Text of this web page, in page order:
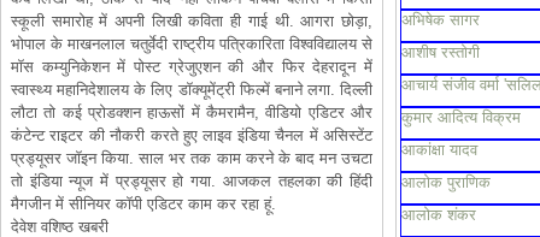
स्कूली समारोह में अपनी लिखी कविता ही गाई थी. आगरा छोड़ा,
भोपाल के माखनलाल चतुर्वेदी राष्ट्रीय पत्रिकारिता विश्वविद्यालय से
मॉस कम्युनिकेशन में पोस्ट ग्रेजुएशन की और फिर देहरादून में
स्वास्थ्य महानिदेशालय के लिए डॉक्यूमेंट्री फिल्में बनाने लगा. दिल्ली
लौटा तो कई प्रोडक्शन हाऊसों में कैमरामैन, वीडियो एडिटर और
कंटेन्ट राइटर की नौकरी करते हुए लाइव इंडिया चैनल में असिस्टेंट
प्रड्यूसर जॉइन किया. साल भर तक काम करने के बाद मन उचटा
तो इंडिया न्यूज में प्रड्यूसर हो गया. आजकल तहलका की हिंदी
मैगजीन में सीनियर कॉपी एडिटर काम कर रहा हूं.
देवेश वशिष्ठ खबरी
अभिषेक सागर
आशीष रस्तोगी
आचार्य संजीव वर्मा
कुमार आदित्य विक्रम
आकांक्षा यादव
आलोक पुराणिक
आलोक शंकर